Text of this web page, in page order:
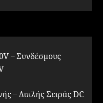
– Συνδέσμους
– Διπλής Σειράς DC